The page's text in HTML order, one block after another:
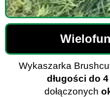
Wykaszarka
długości do
dołączonych